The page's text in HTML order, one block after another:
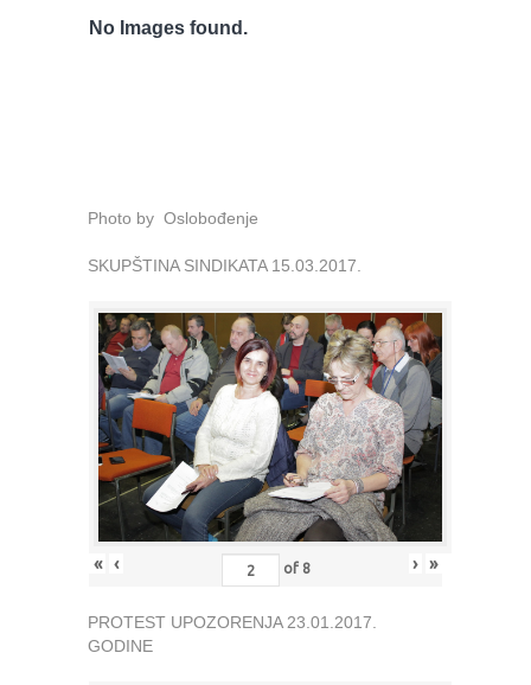
No Images found.
Photo by Oslobođenje
SKUPŠTINA SINDIKATA 15.03.2017.
« ‹ of 8 › »
PROTEST UPOZORENJA 23.01.2017.
GODINE